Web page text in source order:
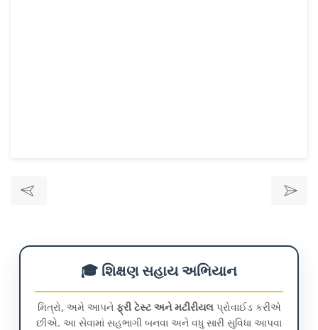
🎓 શિક્ષણ સહાય અભિયાન
મિત્રો, અમે આપને ફ્રી ટેસ્ટ અને મટીરીયલપ્રોવાઈડ કરીએ
છીએ. આ સેવામાં સહભાગી બનવા અને વધુ સારી સુવિધા આપવા